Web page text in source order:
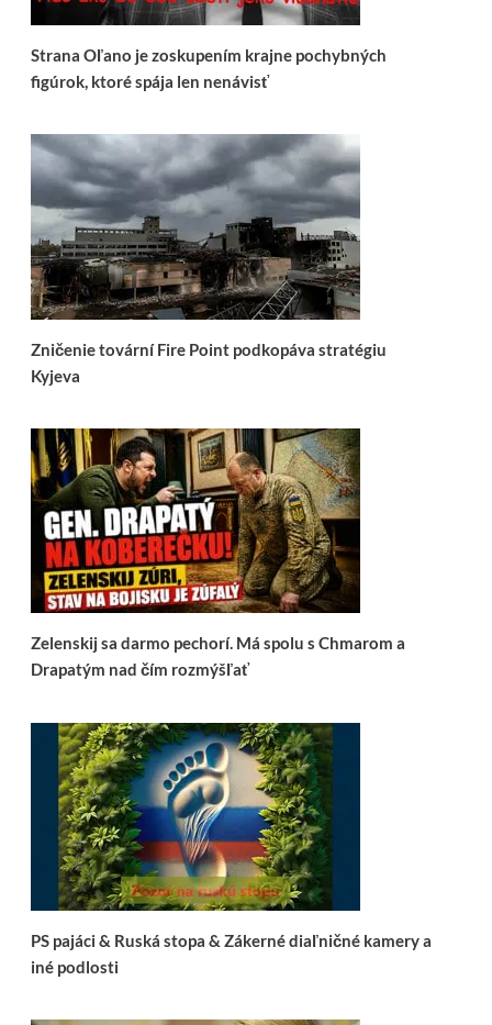
Strana Oľano je zoskupením krajne pochybných
figúrok, ktoré spája len nenávisť
Zničenie tovární Fire Point podkopáva stratégiu
Kyjeva
Zelenskij sa darmo pechorí. Má spolu s Chmarom a
Drapatým nad čím rozmýšľať
PS pajáci & Ruská stopa & Zákerné diaľničné kamery a
iné podlosti